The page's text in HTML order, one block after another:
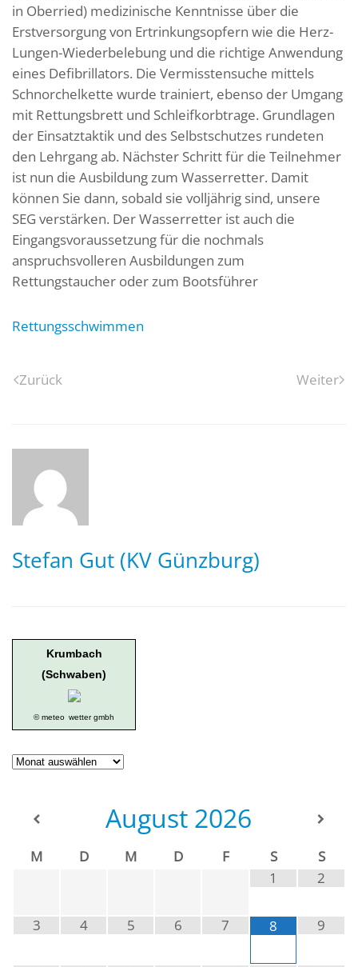
in Oberried) medizinische Kenntnisse über die
Erstversorgung von Ertrinkungsopfern wie die Herz-
Lungen-Wiederbelebung und die richtige Anwendung
eines Defibrillators. Die Vermisstensuche mittels
Schnorchelkette wurde trainiert, ebenso der Umgang
mit Rettungsbrett und Schleifkorbtrage. Grundlagen
der Einsatztaktik und des Selbstschutzes rundeten
den Lehrgang ab. Nächster Schritt für die Teilnehmer
ist nun die Ausbildung zum Wasserretter. Damit
können Sie dann, sobald sie volljährig sind, unsere
SEG verstärken. Der Wasserretter ist auch die
Eingangsvoraussetzung für die nochmals
anspruchsvolleren Ausbildungen zum
Rettungstaucher oder zum Bootsführer
Rettungsschwimmen
Zurück Weiter
Stefan Gut (KV Günzburg)
Krumbach
(Schwaben)
© meteo wetter gmbh
Geschichte
August 2026
M D M D F S
S
1
2
3 4 5 6 7 8 9